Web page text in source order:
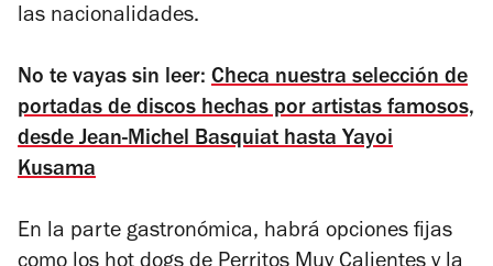
las nacionalidades.
No te vayas sin leer: Checa nuestra selección de
portadas de discos hechas por artistas famosos,
desde Jean-Michel Basquiat hasta Yayoi
Kusama
En la parte gastronómica, habrá opciones fijas